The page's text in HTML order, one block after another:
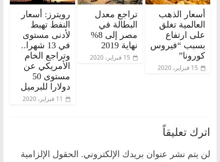
أسعار الذهب
العالمية تغلق
على ارتفاع
بسبب “فيروس
كورونا”
15 فبراير، 2020
تراجع معدل
البطالة في
مصر إلى 8%
نهاية 2019
15 فبراير، 2020
رويترز: أسعار
النفط تهبط
لأدنى مستوى
في 13 شهرا..
وتراجع الخام
الأمريكي عن
مستوى 50
دولارا للبرميل
11 فبراير، 2020
اترك تعليقاً
لن يتم نشر عنوان بريدك الإلكتروني. الحقول الإلزامية